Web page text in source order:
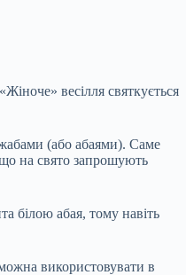
весілля святкується
(або абаями). Саме
на свято запрошують
білою абая, тому навіть
використовувати в